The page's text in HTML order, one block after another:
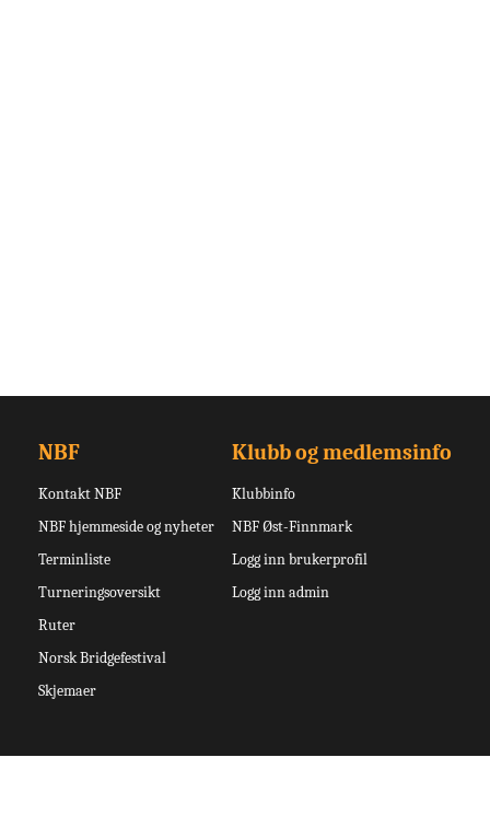
NBF
Kontakt NBF
NBF hjemmeside og nyheter
Terminliste
Turneringsoversikt
Ruter
Norsk Bridgefestival
Skjemaer
Klubb og medlemsinfo
Klubbinfo
NBF Øst-Finnmark
Logg inn brukerprofil
Logg inn admin